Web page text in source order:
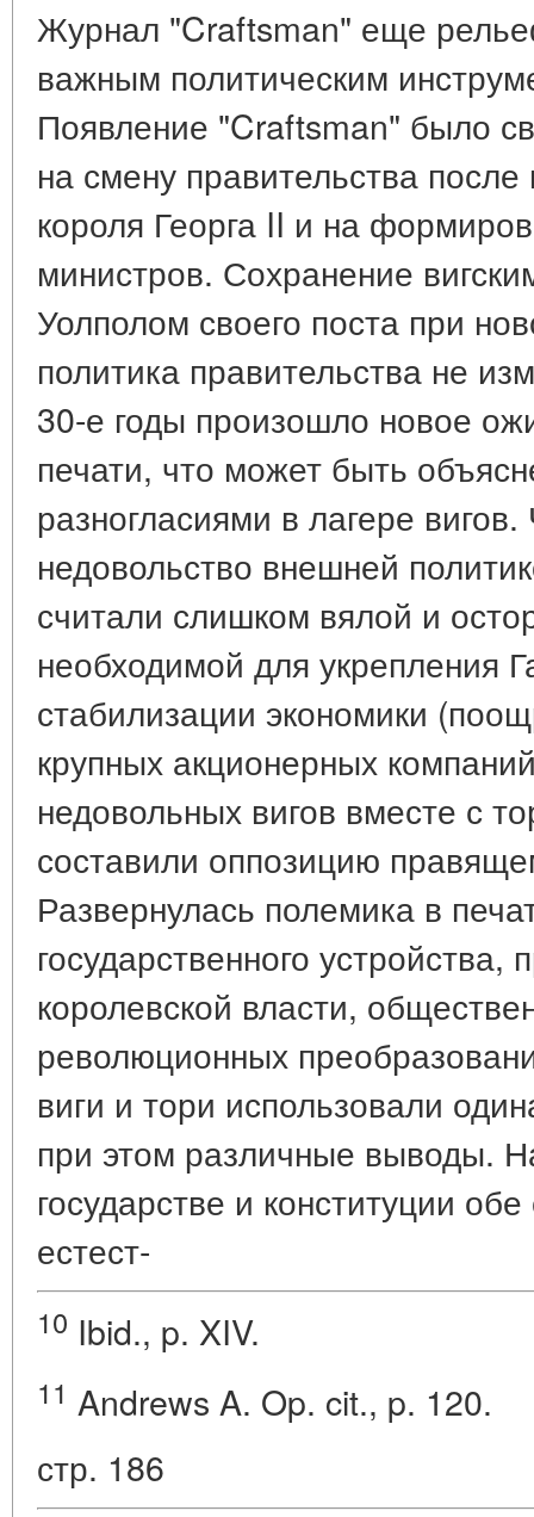
Журнал "Craftsman" еще
важным политическим
Появление "Craftsman" было
на смену правительства
короля Георга II и на
министров. Сохранение
Уолполом своего поста при
политика правительства не
30-е годы произошло новое
печати, что может быть
разногласиями в лагере
недовольство внешней
считали слишком вялой и
необходимой для укрепления
стабилизации экономики
крупных акционерных
недовольных вигов вместе с
составили оппозицию
Развернулась полемика в
государственного устройства,
королевской власти,
революционных
виги и тори использовали
при этом различные выводы.
государстве и конституции
естест-
10 Ibid., p. XIV.
11 Andrews A. Op. cit., p. 120.
стр. 186